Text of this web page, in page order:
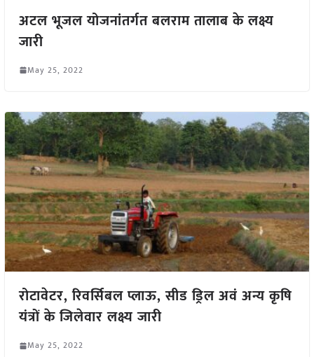
अटल भूजल योजनांतर्गत बलराम तालाब के लक्ष्य
जारी
May 25, 2022
रोटावेटर, रिवर्सिबल प्लाऊ, सीड ड्रिल अवं अन्य कृषि
यंत्रों के जिलेवार लक्ष्य जारी
May 25, 2022